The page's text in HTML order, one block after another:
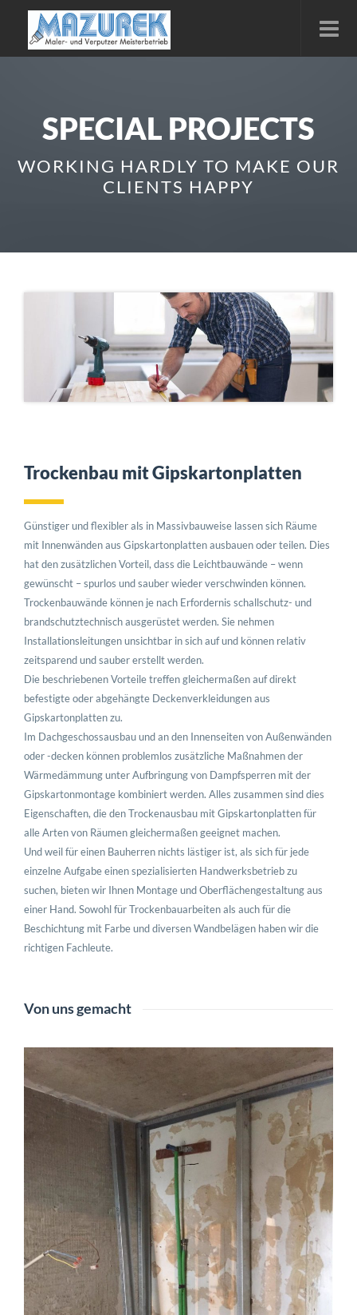
SPECIAL PROJECTS
WORKING HARDLY TO MAKE OUR
CLIENTS HAPPY
Trockenbau mit Gipskartonplatten
Günstiger und flexibler als in Massivbauweise lassen sich Räume
mit Innenwänden aus Gipskartonplatten ausbauen oder teilen. Dies
hat den zusätzlichen Vorteil, dass die Leichtbauwände – wenn
gewünscht – spurlos und sauber wieder verschwinden können.
Trockenbauwände können je nach Erfordernis schallschutz- und
brandschutztechnisch ausgerüstet werden. Sie nehmen
Installationsleitungen unsichtbar in sich auf und können relativ
zeitsparend und sauber erstellt werden.
Die beschriebenen Vorteile treffen gleichermaßen auf direkt
befestigte oder abgehängte Deckenverkleidungen aus
Gipskartonplatten zu.
Im Dachgeschossausbau und an den Innenseiten von Außenwänden
oder -decken können problemlos zusätzliche Maßnahmen der
Wärmedämmung unter Aufbringung von Dampfsperren mit der
Gipskartonmontage kombiniert werden. Alles zusammen sind dies
Eigenschaften, die den Trockenausbau mit Gipskartonplatten für
alle Arten von Räumen gleichermaßen geeignet machen.
Und weil für einen Bauherren nichts lästiger ist, als sich für jede
einzelne Aufgabe einen spezialisierten Handwerksbetrieb zu
suchen, bieten wir Ihnen Montage und Oberflächengestaltung aus
einer Hand. Sowohl für Trockenbauarbeiten als auch für die
Beschichtung mit Farbe und diversen Wandbelägen haben wir die
richtigen Fachleute.
Von uns gemacht